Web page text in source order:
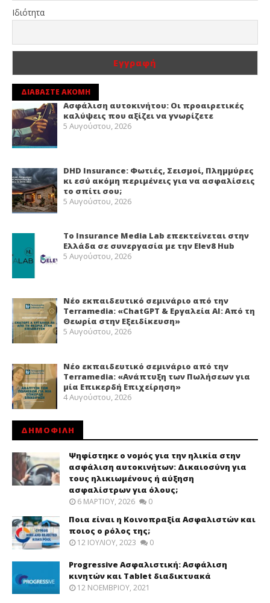
Ιδιότητα
ΔΙΑΒΑΣΤΕ ΑΚΟΜΗ
Ασφάλιση αυτοκινήτου: Οι προαιρετικές
καλύψεις που αξίζει να γνωρίζετε
5 Αυγούστου, 2026
DHD Insurance: Φωτιές, Σεισμοί, Πλημμύρες
κι εσύ ακόμη περιμένεις για να ασφαλίσεις
το σπίτι σου;
5 Αυγούστου, 2026
Το Insurance Media Lab επεκτείνεται στην
Ελλάδα σε συνεργασία με την Elev8 Hub
5 Αυγούστου, 2026
Νέο εκπαιδευτικό σεμινάριο από την
Terramedia: «ChatGPT & Εργαλεία ΑΙ: Από τη
Θεωρία στην Εξειδίκευση»
5 Αυγούστου, 2026
Νέο εκπαιδευτικό σεμινάριο από την
Terramedia: «Ανάπτυξη των Πωλήσεων για
μία Επικερδή Επιχείρηση»
4 Αυγούστου, 2026
ΔΗΜΟΦΙΛΗ
Ψηφίστηκε ο νομός για την ηλικία στην
ασφάλιση αυτοκινήτων: Δικαιοσύνη για
τους ηλικιωμένους ή αύξηση
ασφαλίστρων για όλους;
6 ΜΑΡΤΊΟΥ, 2026 0
Ποια είναι η Κοινοπραξία Ασφαλιστών και
ποιος ο ρόλος της;
12 ΙΟΥΛΊΟΥ, 2023 0
Progressive Ασφαλιστική: Ασφάλιση
κινητών και Tablet διαδικτυακά
12 ΝΟΕΜΒΡΊΟΥ, 2021